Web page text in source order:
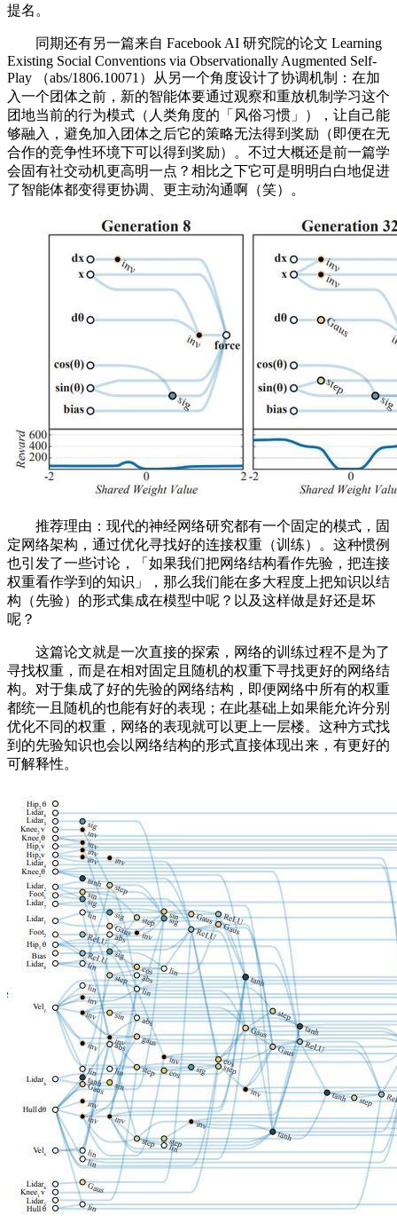
提名。
同期还有另一篇来自 Facebook AI 研究院的论文 Learning
Existing Social Conventions via Observationally Augmented Self-
Play （abs/1806.10071）从另一个角度设计了协调机制：在加
入一个团体之前，新的智能体要通过观察和重放机制学习这个
团地当前的行为模式（人类角度的「风俗习惯」），让自己能
够融入，避免加入团体之后它的策略无法得到奖励（即便在无
合作的竞争性环境下可以得到奖励）。不过大概还是前一篇学
会固有社交动机更高明一点？相比之下它可是明明白白地促进
了智能体都变得更协调、更主动沟通啊（笑）。
推荐理由：现代的神经网络研究都有一个固定的模式，固
定网络架构，通过优化寻找好的连接权重（训练）。这种惯例
也引发了一些讨论，「如果我们把网络结构看作先验，把连接
权重看作学到的知识」，那么我们能在多大程度上把知识以结
构（先验）的形式集成在模型中呢？以及这样做是好还是坏
呢？
这篇论文就是一次直接的探索，网络的训练过程不是为了
寻找权重，而是在相对固定且随机的权重下寻找更好的网络结
构。对于集成了好的先验的网络结构，即便网络中所有的权重
都统一且随机的也能有好的表现；在此基础上如果能允许分别
优化不同的权重，网络的表现就可以更上一层楼。这种方式找
到的先验知识也会以网络结构的形式直接体现出来，有更好的
可解释性。